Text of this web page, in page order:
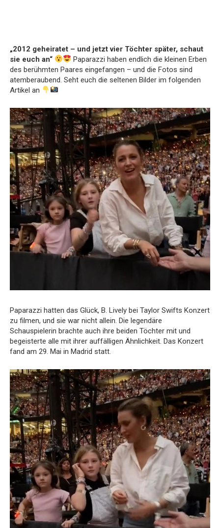
„2012 geheiratet – und jetzt vier Töchter später, schaut
sie euch an“
Paparazzi haben endlich die kleinen Erben
des berühmten Paares eingefangen – und die Fotos sind
atemberaubend. Seht euch die seltenen Bilder im folgenden
Artikel an
Paparazzi hatten das Glück, B. Lively bei Taylor Swifts Konzert
zu filmen, und sie war nicht allein. Die legendäre
Schauspielerin brachte auch ihre beiden Töchter mit und
begeisterte alle mit ihrer auffälligen Ähnlichkeit. Das Konzert
fand am 29. Mai in Madrid statt.